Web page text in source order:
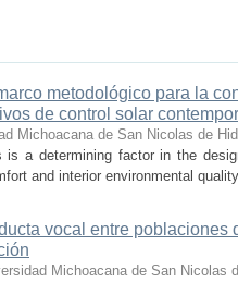
metodológico para la
de control solar
Michoacana de San Nicolas de
a determining factor in the
and interior environmental
vocal entre poblaciones
Michoacana de San Nicolas